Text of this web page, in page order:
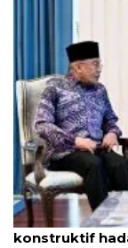
Anwar:
konstruktif